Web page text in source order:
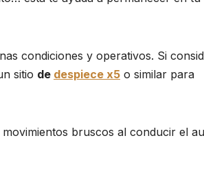
condiciones y operativos. Si
sitio de despiece x5 o similar para
bruscos al conducir el